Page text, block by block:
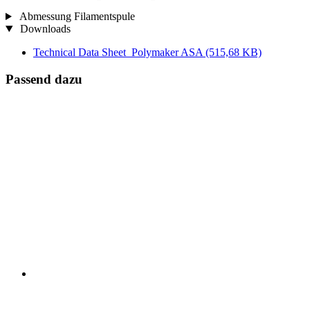
Abmessung Filamentspule
Downloads
Technical Data Sheet_Polymaker ASA (515,68 KB)
Passend dazu